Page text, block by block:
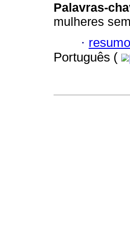
Palavras-
mulheres
·
Português (